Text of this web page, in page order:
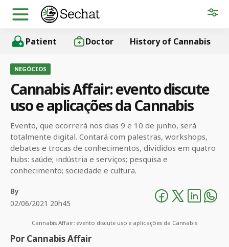
Patient Doctor History of Cannabis
NEGÓCIOS
Cannabis Affair: evento discute
uso e aplicações da Cannabis
Evento, que ocorrerá nos dias 9 e 10 de junho, será
totalmente digital. Contará com palestras, workshops,
debates e trocas de conhecimentos, divididos em quatro
hubs: saúde; indústria e serviços; pesquisa e
conhecimento; sociedade e cultura.
By
02/06/2021 20h45
Cannabis Affair: evento discute uso e aplicações da Cannabis
Por Cannabis Affair